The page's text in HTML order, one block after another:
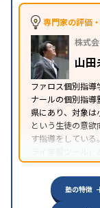
特徴
中
応
科
り
専門家の評価
株式
山
ファロス個別指導
ナールの個別指
県にあり、対象は
という生徒の意
す指導をしている
ライ学習ツール
塾の特徴